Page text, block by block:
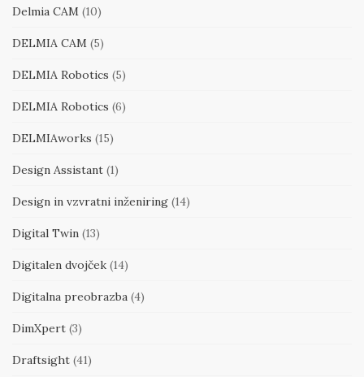
Delmia CAM (10)
DELMIA CAM (5)
DELMIA Robotics (5)
DELMIA Robotics (6)
DELMIAworks (15)
Design Assistant (1)
Design in vzvratni inženiring (14)
Digital Twin (13)
Digitalen dvojček (14)
Digitalna preobrazba (4)
DimXpert (3)
Draftsight (41)